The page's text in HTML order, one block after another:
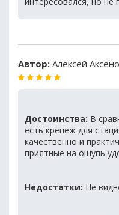
Автор: Алексей
Достоинства: В
есть крепеж для
качественно и
приятные на ощупь
Недостатки: Не